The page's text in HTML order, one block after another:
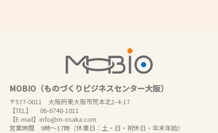
MOBIO（ものづくりビジネスセンター大阪）
〒577-0011 大阪府東大阪市荒本北1-4-17
【TEL】 06-6748-1011
【E-mail】info@m-osaka.com
営業時間 9時～17時（休業日：土・日・祝休日・年末年始）